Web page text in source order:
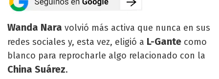
Wanda Nara volvió más activa que nunca en sus
redes sociales y, esta vez, eligió a L-Gante como
blanco para reprocharle algo relacionado con la
China Suárez.